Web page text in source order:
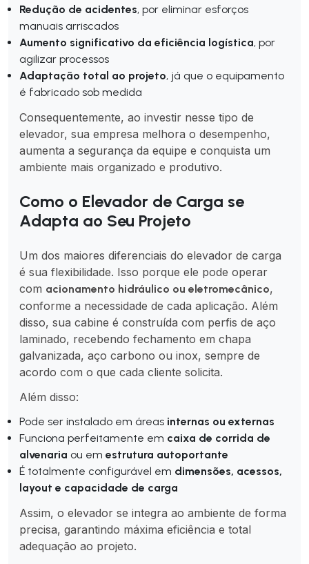
Redução de acidentes, por eliminar esforços
manuais arriscados
Aumento significativo da eficiência logística, por
agilizar processos
Adaptação total ao projeto, já que o equipamento
é fabricado sob medida
Consequentemente, ao investir nesse tipo de
elevador, sua empresa melhora o desempenho,
aumenta a segurança da equipe e conquista um
ambiente mais organizado e produtivo.
Como o Elevador de Carga se
Adapta ao Seu Projeto
Um dos maiores diferenciais do elevador de carga
é sua flexibilidade. Isso porque ele pode operar
com acionamento hidráulico ou eletromecânico,
conforme a necessidade de cada aplicação. Além
disso, sua cabine é construída com perfis de aço
laminado, recebendo fechamento em chapa
galvanizada, aço carbono ou inox, sempre de
acordo com o que cada cliente solicita.
Além disso:
Pode ser instalado em áreas internas ou externas
Funciona perfeitamente em caixa de corrida de
alvenaria ou em estrutura autoportante
É totalmente configurável em dimensões, acessos,
layout e capacidade de carga
Assim, o elevador se integra ao ambiente de forma
precisa, garantindo máxima eficiência e total
adequação ao projeto.